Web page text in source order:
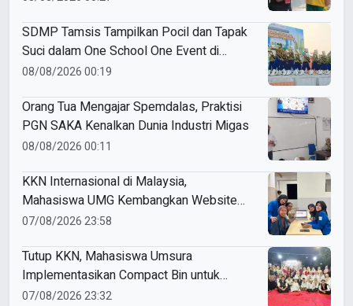
SDMP Tamsis Tampilkan Pocil dan Tapak
Suci dalam One School One Event di
Mojokerto
08/08/2026 00:19
Orang Tua Mengajar Spemdalas, Praktisi
PGN SAKA Kenalkan Dunia Industri Migas
08/08/2026 00:11
KKN Internasional di Malaysia,
Mahasiswa UMG Kembangkan Website
Pengenalan Budaya Indonesia
07/08/2026 23:58
Tutup KKN, Mahasiswa Umsura
Implementasikan Compact Bin untuk
Sampah Anorganik di Ketabang
07/08/2026 23:32